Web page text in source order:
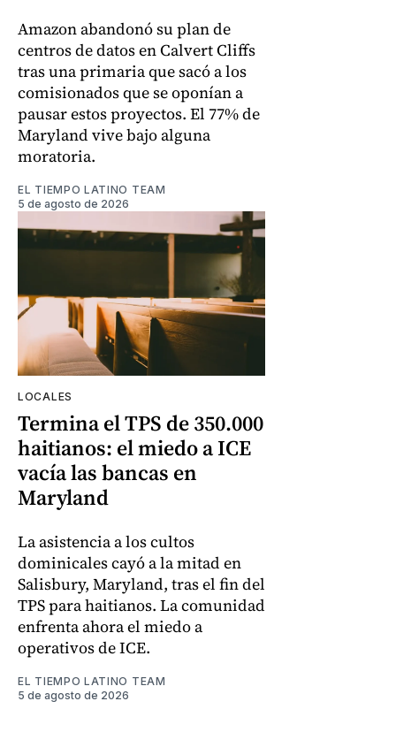
Amazon abandonó su plan de
centros de datos en Calvert Cliffs
tras una primaria que sacó a los
comisionados que se oponían a
pausar estos proyectos. El 77% de
Maryland vive bajo alguna
moratoria.
EL TIEMPO LATINO TEAM
5 de agosto de 2026
LOCALES
Termina el TPS de 350.000
haitianos: el miedo a ICE
vacía las bancas en
Maryland
La asistencia a los cultos
dominicales cayó a la mitad en
Salisbury, Maryland, tras el fin del
TPS para haitianos. La comunidad
enfrenta ahora el miedo a
operativos de ICE.
EL TIEMPO LATINO TEAM
5 de agosto de 2026